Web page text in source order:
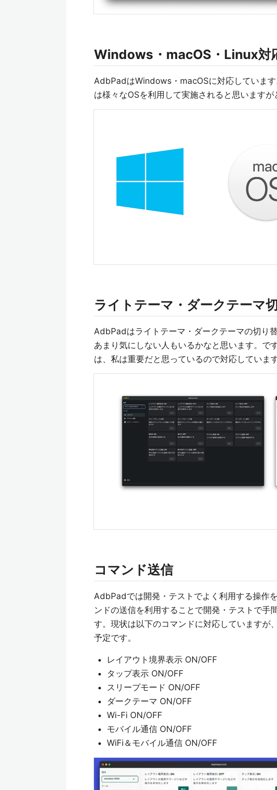
Windows・macOS・Linux対
AdbPadはWindows・macOSに対応していま
は様々なOSを利用して実施されると思いますが
ライトテーマ・ダークテーマ
AdbPadはライトテーマ・ダークテーマの切り
あまり気にしない人もいるかなと思います。で
は、私は重要だと思っているので対応しています
コマンド送信
AdbPadでは開発・テストでよく利用する操作
ンドの送信を利用することで開発・テストで手
す。現状は以下のコマンドに対応していますが
予定です。
レイアウト境界表示 ON/OFF
タップ表示 ON/OFF
スリープモード ON/OFF
ダークテーマ ON/OFF
Wi-Fi ON/OFF
モバイル通信 ON/OFF
WiFi＆モバイル通信 ON/OFF